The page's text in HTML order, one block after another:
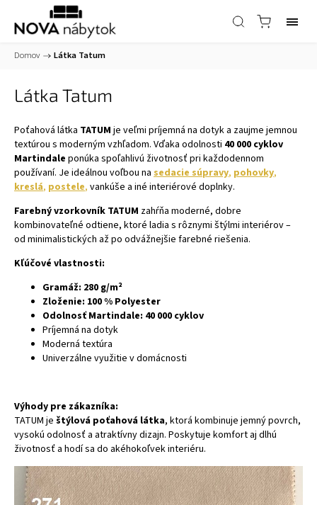
Domov / Látka Tatum
Látka Tatum
Poťahová látka TATUM je veľmi príjemná na dotyk a zaujme jemnou
textúrou s moderným vzhľadom. Vďaka odolnosti 40 000 cyklov
Martindale ponúka spoľahlivú životnosť pri každodennom
používaní. Je ideálnou voľbou na sedacie súpravy, pohovky,
kreslá, postele, vankúše a iné interiérové doplnky.
Farebný vzorkovník TATUM zahŕňa moderné, dobre
kombinovateľné odtiene, ktoré ladia s rôznymi štýlmi interiérov –
od minimalistických až po odvážnejšie farebné riešenia.
Kľúčové vlastnosti:
Gramáž: 280 g/m²
Zloženie: 100 % Polyester
Odolnosť Martindale: 40 000 cyklov
Príjemná na dotyk
Moderná textúra
Univerzálne využitie v domácnosti
Výhody pre zákazníka:
TATUM je štýlová poťahová látka, ktorá kombinuje jemný povrch,
vysokú odolnosť a atraktívny dizajn. Poskytuje komfort aj dlhú
životnosť a hodí sa do akéhokoľvek interiéru.